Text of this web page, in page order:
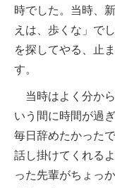
時でした。当時、
えは、歩くな」で
を探してやる、止
す。
当時はよく分か
いう間に時間が過
毎日辞めたかった
話し掛けてくれる
った先輩がちょっ